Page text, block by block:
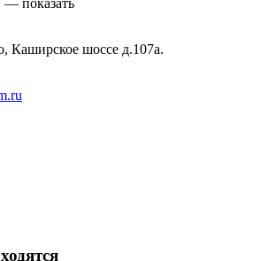
— показать
Каширское шоссе д.107а.